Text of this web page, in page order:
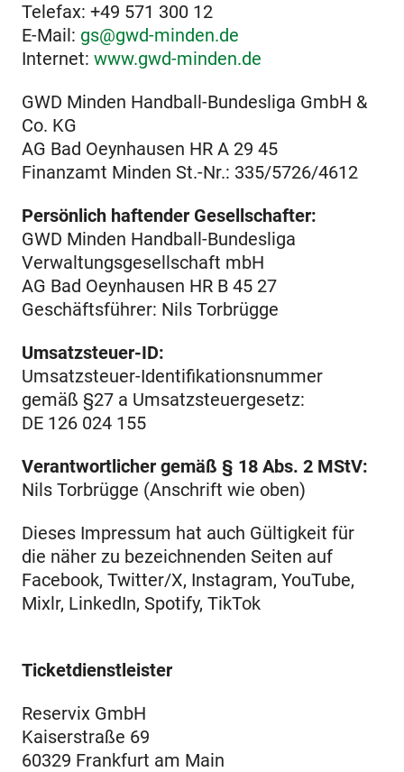
Telefax: +49 571 300 12
E-Mail: gs@gwd-minden.de
Internet: www.gwd-minden.de
GWD Minden Handball-Bundesliga GmbH &
Co. KG
AG Bad Oeynhausen HR A 29 45
Finanzamt Minden St.-Nr.: 335/5726/4612
Persönlich haftender Gesellschafter:
GWD Minden Handball-Bundesliga
Verwaltungsgesellschaft mbH
AG Bad Oeynhausen HR B 45 27
Geschäftsführer: Nils Torbrügge
Umsatzsteuer-ID:
Umsatzsteuer-Identifikationsnummer
gemäß §27 a Umsatzsteuergesetz:
DE 126 024 155
Verantwortlicher gemäß § 18 Abs. 2 MStV:
Nils Torbrügge (Anschrift wie oben)
Dieses Impressum hat auch Gültigkeit für
die näher zu bezeichnenden Seiten auf
Facebook, Twitter/X, Instagram, YouTube,
Mixlr, LinkedIn, Spotify, TikTok
Ticketdienstleister
Reservix GmbH
Kaiserstraße 69
60329 Frankfurt am Main